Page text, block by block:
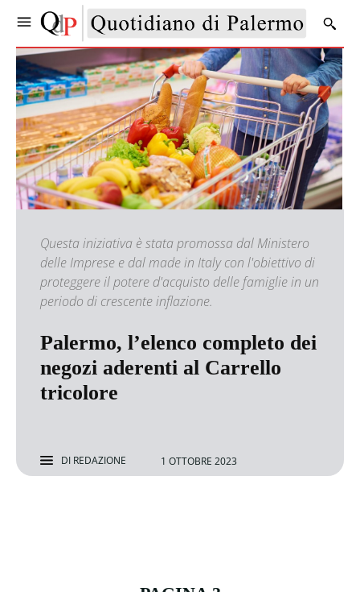
Questa iniziativa è stata promossa dal Ministero
delle Imprese e dal made in Italy con l'obiettivo di
proteggere il potere d'acquisto delle famiglie in un
periodo di crescente inflazione.
Palermo, l’elenco completo dei
negozi aderenti al Carrello
tricolore
DI REDAZIONE 1 OTTOBRE 2023